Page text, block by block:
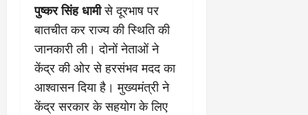
पुष्कर सिंह धामीसे दूरभाष पर
बातचीत कर राज्य की स्थिति की
जानकारी ली। दोनों नेताओं ने
केंद्र की ओर से हरसंभव मदद का
आश्वासन दिया है। मुख्यमंत्री ने
केंद्र सरकार के सहयोग के लिए